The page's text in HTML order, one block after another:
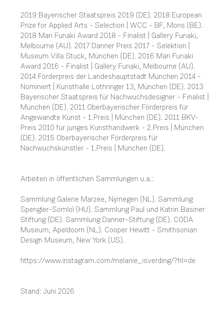
2019 Bayerischer Staatspreis 2019 (DE). 2018 European
Prize for Applied Arts - Selection | WCC - BF, Mons (BE).
2018 Mari Funaki Award 2018 - Finalist | Gallery Funaki,
Melbourne (AU). 2017 Danner Preis 2017 - Selektion |
Museum Villa Stuck, München (DE). 2016 Mari Funaki
Award 2016 - Finalist | Gallery Funaki, Melbourne (AU).
2014 Förderpreis der Landeshauptstadt München 2014 -
Nominiert | Kunsthalle Lothringer 13, München (DE). 2013
Bayerischer Staatspreis für Nachwuchsdesigner - Finalist |
München (DE). 2011 Oberbayerischer Förderpreis für
Angewandte Kunst - 1.Preis | München (DE). 2011 BKV-
Preis 2010 für junges Kunsthandwerk - 2.Preis | München
(DE). 2015 Oberbayerischer Förderpreis für
Nachwuchskünstler - 1.Preis | München (DE).
Arbeiten in öffentlichen Sammlungen u.a.:
Sammlung Galerie Marzee, Nijmegen (NL). Sammlung
Spengler-Somloì (HU). Sammlung Paul und Katrin Basiner
Stiftung (DE). Sammlung Danner-Stiftung (DE). CODA
Museum, Apeldoorn (NL). Cooper Hewitt - Smithsonian
Design Museum, New York (US).
https://www.instagram.com/melanie_isverding/?hl=de
Stand: Juni 2026